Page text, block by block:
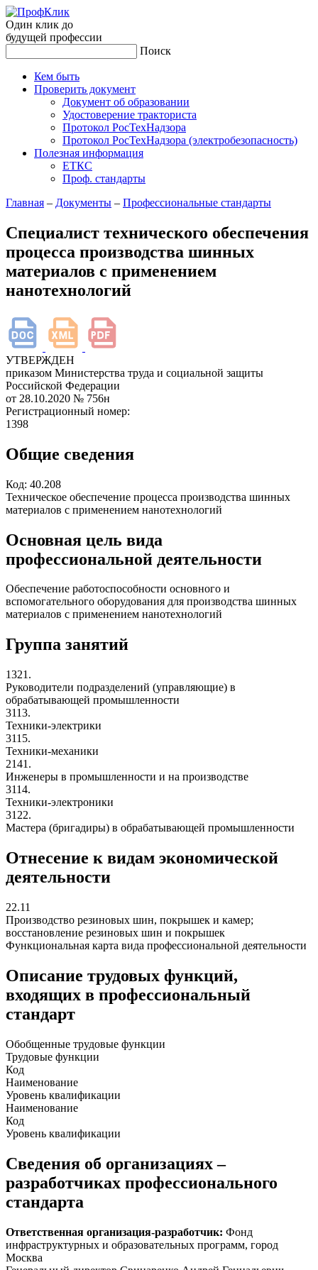
Один клик до
будущей профессии
Поиск
Кем быть
Проверить документ
Документ об образовании
Удостоверение тракториста
Протокол РосТехНадзора
Протокол РосТехНадзора (электробезопасность)
Полезная информация
ЕТКС
Проф. стандарты
Главная – Документы – Профессиональные стандарты
Специалист технического обеспечения
процесса производства шинных
материалов с применением
нанотехнологий
УТВЕРЖДЕН
приказом Министерства труда и социальной защиты
Российской Федерации
от 28.10.2020 № 756н
Регистрационный номер:
1398
Общие сведения
Код: 40.208
Техническое обеспечение процесса производства шинных
материалов с применением нанотехнологий
Основная цель вида
профессиональной деятельности
Обеспечение работоспособности основного и
вспомогательного оборудования для производства шинных
материалов с применением нанотехнологий
Группа занятий
1321.
Руководители подразделений (управляющие) в
обрабатывающей промышленности
3113.
Техники-электрики
3115.
Техники-механики
2141.
Инженеры в промышленности и на производстве
3114.
Техники-электроники
3122.
Мастера (бригадиры) в обрабатывающей промышленности
Отнесение к видам экономической
деятельности
22.11
Производство резиновых шин, покрышек и камер;
восстановление резиновых шин и покрышек
Функциональная карта вида профессиональной деятельности
Описание трудовых функций,
входящих в профессиональный
стандарт
Обобщенные трудовые функции
Трудовые функции
Код
Наименование
Уровень квалификации
Наименование
Код
Уровень квалификации
Сведения об организациях –
разработчиках профессионального
стандарта
Ответственная организация-разработчик: Фонд
инфраструктурных и образовательных программ, город
Москва